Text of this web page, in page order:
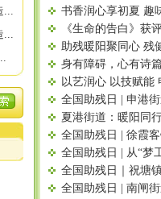
...
...
书香润心享初夏 趣
《生命的告白》获
助残暖阳聚同心 残
身有障碍，心有诗
以艺润心 以技赋能
全国助残日 | 申港
夏港街道：暖阳同
全国助残日 | 徐霞
全国助残日 | 从“梦
全国助残日｜祝塘
全国助残日 | 南闸